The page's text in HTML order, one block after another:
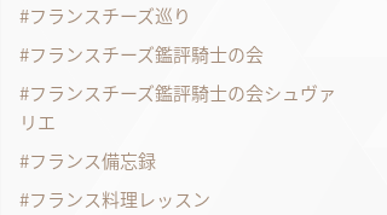
フランスチーズ巡り
フランスチーズ鑑評騎士の会
フランスチーズ鑑評騎士の会シュヴァ
リエ
フランス備忘録
フランス料理レッスン